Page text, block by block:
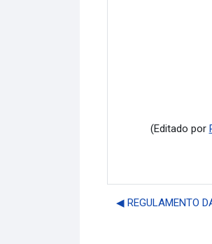
(Editado por
◀︎ REGULAMENTO